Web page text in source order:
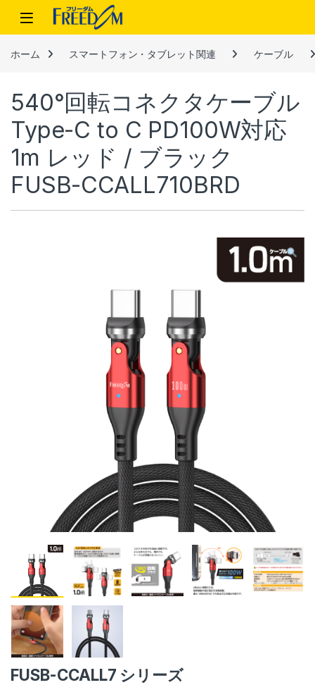
Skip to navigation
Skip to content
ホーム スマートフォン・タブレット関連 ケーブル
540°回転コネクタケーブル
Type-C to C PD100W対応
1m レッド / ブラック
FUSB-CCALL710BRD
FUSB-CCALL7 シリーズ